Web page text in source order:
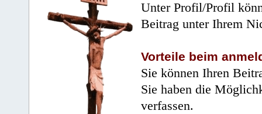
Unter Profil/Profil
Beitrag unter Ihrem
Vorteile beim
Sie können Ihren
Sie haben die
verfassen.